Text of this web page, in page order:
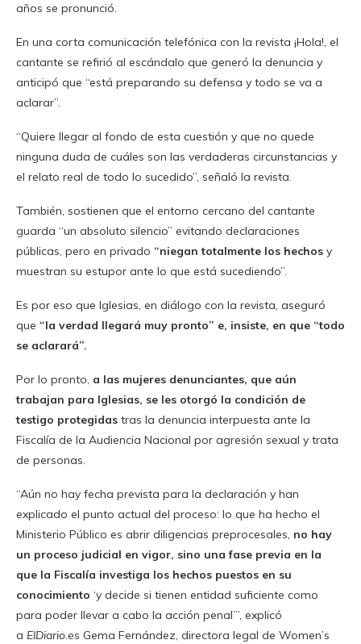
años se pronunció.
En una corta comunicación telefónica con la revista ¡Hola!, el
cantante se refirió al escándalo que generó la denuncia y
anticipó que “está preparando su defensa y todo se va a
aclarar”.
“Quiere llegar al fondo de esta cuestión y que no quede
ninguna duda de cuáles son las verdaderas circunstancias y
el relato real de todo lo sucedido”, señaló la revista.
También, sostienen que el entorno cercano del cantante
guarda “un absoluto silencio” evitando declaraciones
públicas, pero en privado “niegan totalmente los hechos y
muestran su estupor ante lo que está sucediendo”.
Es por eso que Iglesias, en diálogo con la revista, aseguró
que “la verdad llegará muy pronto” e, insiste, en que “todo
se aclarará”.
Por lo pronto, a las mujeres denunciantes, que aún
trabajan para Iglesias, se les otorgó la condición de
testigo protegidas tras la denuncia interpuesta ante la
Fiscalía de la Audiencia Nacional por agresión sexual y trata
de personas.
“Aún no hay fecha prevista para la declaración y han
explicado el punto actual del proceso: lo que ha hecho el
Ministerio Público es abrir diligencias preprocesales, no hay
un proceso judicial en vigor, sino una fase previa en la
que la Fiscalía investiga los hechos puestos en su
conocimiento ‘y decide si tienen entidad suficiente como
para poder llevar a cabo la acción penal’”, explicó
a ElDiario.es Gema Fernández, directora legal de Women’s